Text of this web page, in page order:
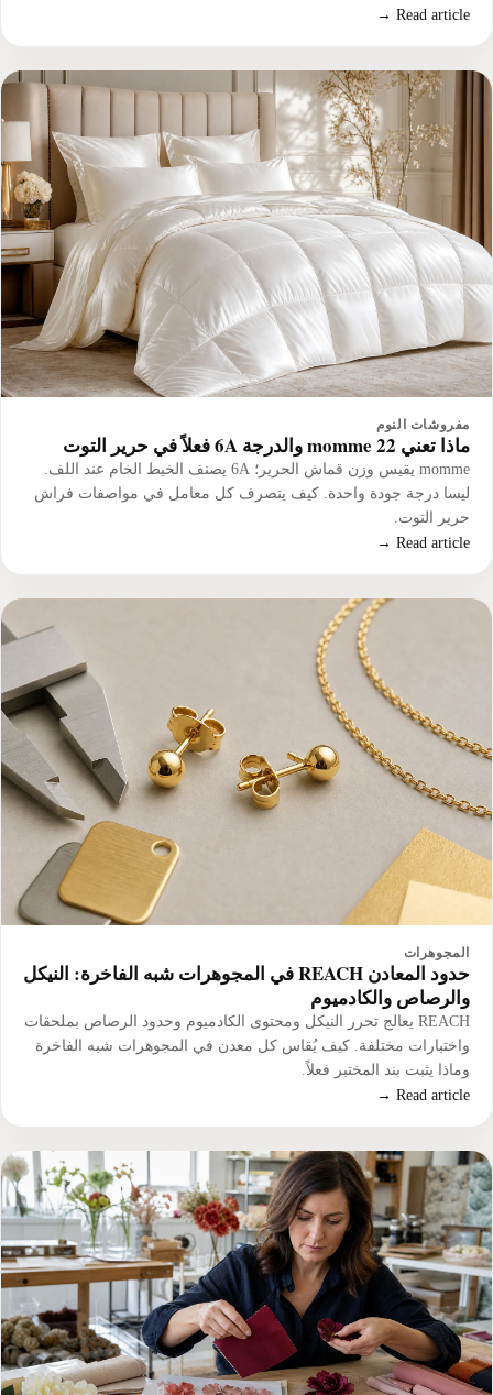
Read article →
مفروشات النوم
ماذا تعني 22 momme والدرجة 6A فعلاً في حرير التوت
momme يقيس وزن قماش الحرير؛ 6A يصنف الخيط الخام عند اللف.
ليسا درجة جودة واحدة. كيف يتصرف كل معامل في مواصفات فراش
حرير التوت.
Read article →
المجوهرات
حدود المعادن REACH في المجوهرات شبه الفاخرة: النيكل
والرصاص والكادميوم
REACH يعالج تحرر النيكل ومحتوى الكادميوم وحدود الرصاص بملحقات
واختبارات مختلفة. كيف يُقاس كل معدن في المجوهرات شبه الفاخرة
وماذا يثبت بند المختبر فعلاً.
Read article →